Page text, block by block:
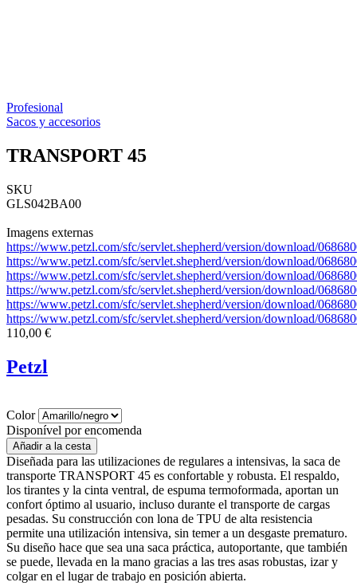
Profesional
Sacos y accesorios
TRANSPORT 45
SKU
GLS042BA00
Imagens externas
https://www.petzl.com/sfc/servlet.shepherd/version/download/
https://www.petzl.com/sfc/servlet.shepherd/version/download/
https://www.petzl.com/sfc/servlet.shepherd/version/download/
https://www.petzl.com/sfc/servlet.shepherd/version/download/
https://www.petzl.com/sfc/servlet.shepherd/version/download/
https://www.petzl.com/sfc/servlet.shepherd/version/download/
110,00 €
Petzl
Color
Disponível por encomenda
Diseñada para las utilizaciones de regulares a intensivas, la saca de
transporte TRANSPORT 45 es confortable y robusta. El respaldo,
los tirantes y la cinta ventral, de espuma termoformada, aportan un
confort óptimo al usuario, incluso durante el transporte de cargas
pesadas. Su construcción con lona de TPU de alta resistencia
permite una utilización intensiva, sin temer a un desgaste prematuro.
Su diseño hace que sea una saca práctica, autoportante, que también
se puede, llevada en la mano gracias a las tres asas robustas, izar y
colgar en el lugar de trabajo en posición abierta.